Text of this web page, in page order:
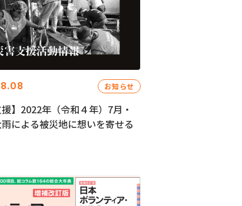
お知らせ
援】2022年（令和４年）7月・
による被災地に想いを寄せる